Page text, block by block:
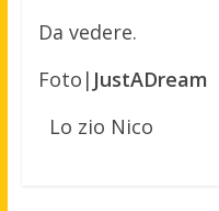
Da vedere.
Foto| JustADream
Lo zio Nico